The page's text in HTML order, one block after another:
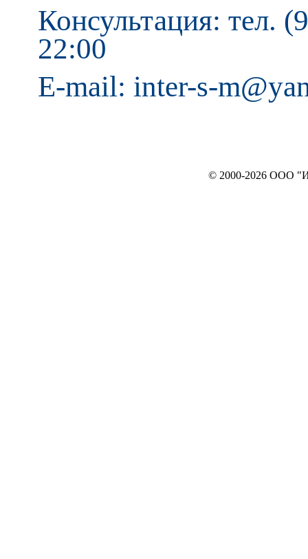
Консультация: тел.
22:00
E-mail: inter-s-
© 2000-2026 ООО "ИНТЕРЬЕР`c"